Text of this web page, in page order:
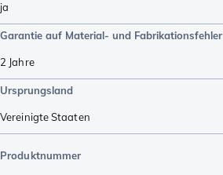
ja
Garantie auf Material- und Fabrikationsfehler
2 Jahre
Ursprungsland
Vereinigte Staaten
Produktnummer